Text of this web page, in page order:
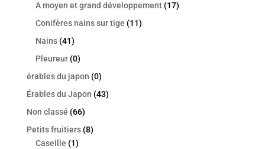
A moyen et grand développement (17)
Conifères nains sur tige (11)
Nains (41)
Pleureur (0)
érables du japon (0)
Érables du Japon (43)
Non classé (66)
Petits fruitiers (8)
Caseille (1)